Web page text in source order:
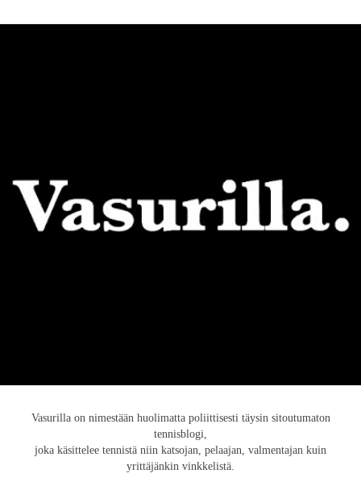
Vasurilla on nimestään huolimatta poliittisesti täysin sitoutumaton
tennisblogi,
joka käsittelee tennistä niin katsojan, pelaajan, valmentajan kuin
yrittäjänkin vinkkelistä.